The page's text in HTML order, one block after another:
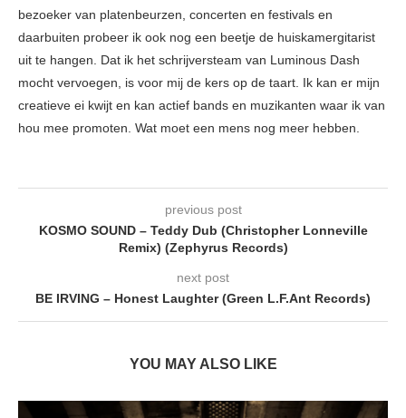
bezoeker van platenbeurzen, concerten en festivals en
daarbuiten probeer ik ook nog een beetje de huiskamergitarist
uit te hangen. Dat ik het schrijversteam van Luminous Dash
mocht vervoegen, is voor mij de kers op de taart. Ik kan er mijn
creatieve ei kwijt en kan actief bands en muzikanten waar ik van
hou mee promoten. Wat moet een mens nog meer hebben.
previous post
KOSMO SOUND – Teddy Dub (Christopher Lonneville
Remix) (Zephyrus Records)
next post
BE IRVING – Honest Laughter (Green L.F.Ant Records)
YOU MAY ALSO LIKE